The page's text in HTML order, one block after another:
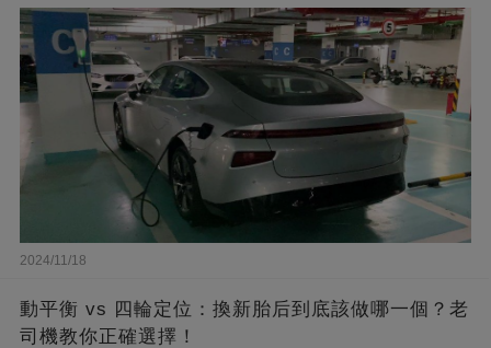
2024/11/18
動平衡 vs 四輪定位：換新胎后到底該做哪一個？老
司機教你正確選擇！